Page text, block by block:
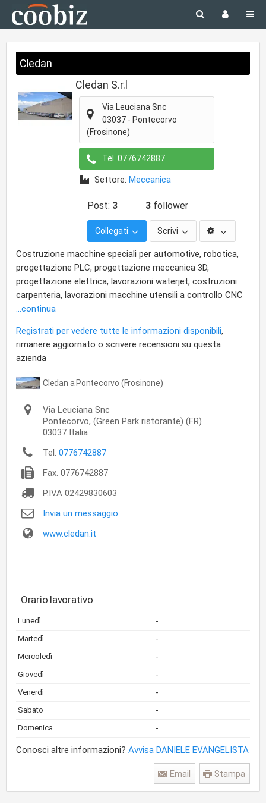
Cledan
Cledan S.r.l
Via Leuciana Snc
03037 - Pontecorvo
(Frosinone)
Tel. 0776742887
Settore: Meccanica
Post: 3 3 follower
Collegati Scrivi
Costruzione macchine speciali per automotive, robotica,
progettazione PLC, progettazione meccanica 3D,
progettazione elettrica, lavorazioni waterjet, costruzioni
carpenteria, lavorazioni macchine utensili a controllo CNC
...continua
Registrati per vedere tutte le informazioni disponibili,
rimanere aggiornato o scrivere recensioni su questa
azienda
Cledan a Pontecorvo (Frosinone)
Via Leuciana Snc
Pontecorvo, (Green Park ristorante) (FR)
03037 Italia
Tel. 0776742887
Fax. 0776742887
P.IVA 02429830603
Invia un messaggio
www.cledan.it
Orario lavorativo
Lunedì -
Martedì -
Mercoledì -
Giovedì -
Venerdì -
Sabato -
Domenica -
Conosci altre informazioni? Avvisa DANIELE EVANGELISTA
Stampa
Email